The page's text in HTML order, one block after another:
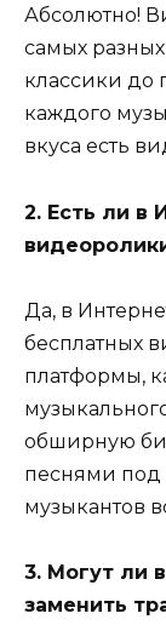
Абсолютно!
самых
классики до
каждого
вкуса есть
2. Есть ли в
Да, в
бесплатных
платформы,
обширную
песнями под
музыкантов
3. Могут ли
заменить